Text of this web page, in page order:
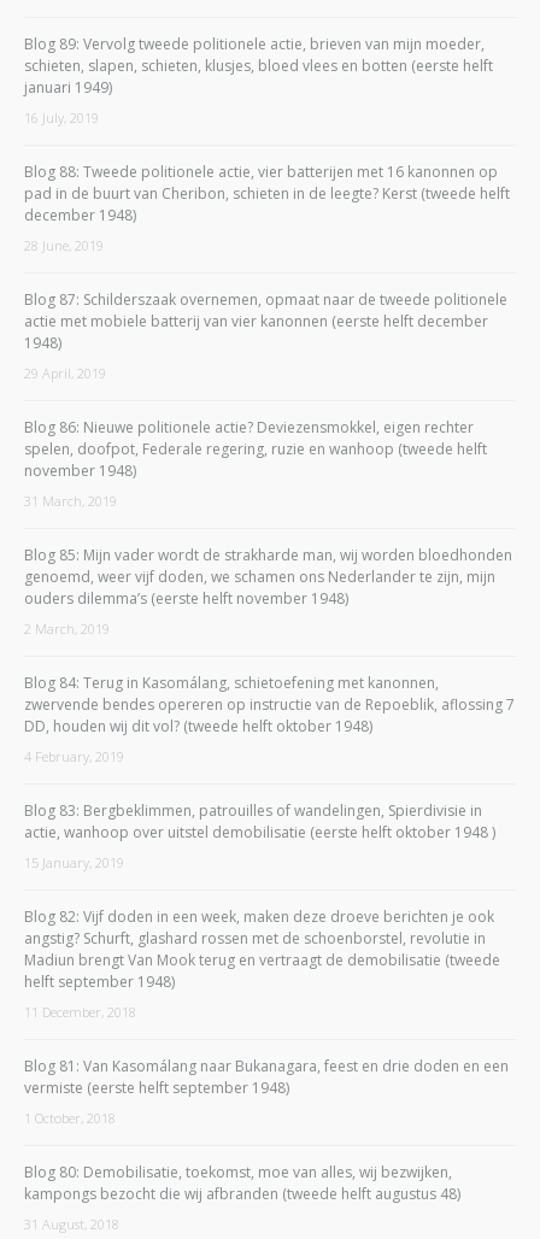
Blog 89: Vervolg tweede politionele actie, brieven van mijn moeder,
schieten, slapen, schieten, klusjes, bloed vlees en botten (eerste helft
januari 1949)
16 July, 2019
Blog 88: Tweede politionele actie, vier batterijen met 16 kanonnen op
pad in de buurt van Cheribon, schieten in de leegte? Kerst (tweede helft
december 1948)
28 June, 2019
Blog 87: Schilderszaak overnemen, opmaat naar de tweede politionele
actie met mobiele batterij van vier kanonnen (eerste helft december
1948)
29 April, 2019
Blog 86: Nieuwe politionele actie? Deviezensmokkel, eigen rechter
spelen, doofpot, Federale regering, ruzie en wanhoop (tweede helft
november 1948)
31 March, 2019
Blog 85: Mijn vader wordt de strakharde man, wij worden bloedhonden
genoemd, weer vijf doden, we schamen ons Nederlander te zijn, mijn
ouders dilemma’s (eerste helft november 1948)
2 March, 2019
Blog 84: Terug in Kasomálang, schietoefening met kanonnen,
zwervende bendes opereren op instructie van de Repoeblik, aflossing 7
DD, houden wij dit vol? (tweede helft oktober 1948)
4 February, 2019
Blog 83: Bergbeklimmen, patrouilles of wandelingen, Spierdivisie in
actie, wanhoop over uitstel demobilisatie (eerste helft oktober 1948 )
15 January, 2019
Blog 82: Vijf doden in een week, maken deze droeve berichten je ook
angstig? Schurft, glashard rossen met de schoenborstel, revolutie in
Madiun brengt Van Mook terug en vertraagt de demobilisatie (tweede
helft september 1948)
11 December, 2018
Blog 81: Van Kasomálang naar Bukanagara, feest en drie doden en een
vermiste (eerste helft september 1948)
1 October, 2018
Blog 80: Demobilisatie, toekomst, moe van alles, wij bezwijken,
kampongs bezocht die wij afbranden (tweede helft augustus 48)
31 August, 2018